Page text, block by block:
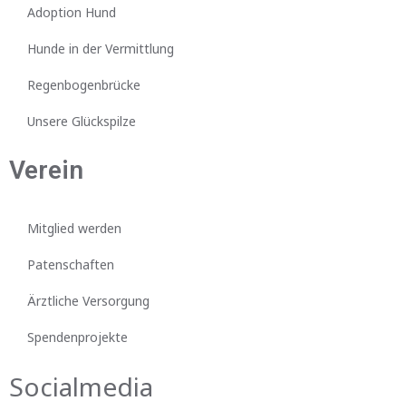
Adoption Hund
Hunde in der Vermittlung
Regenbogenbrücke
Unsere Glückspilze
Verein
Mitglied werden
Patenschaften
Ärztliche Versorgung
Spendenprojekte
Socialmedia